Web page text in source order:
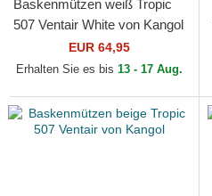
Baskenmützen weiß Tropic
507 Ventair White von Kangol
EUR 64,95
Erhalten Sie es bis 13 - 17 Aug.